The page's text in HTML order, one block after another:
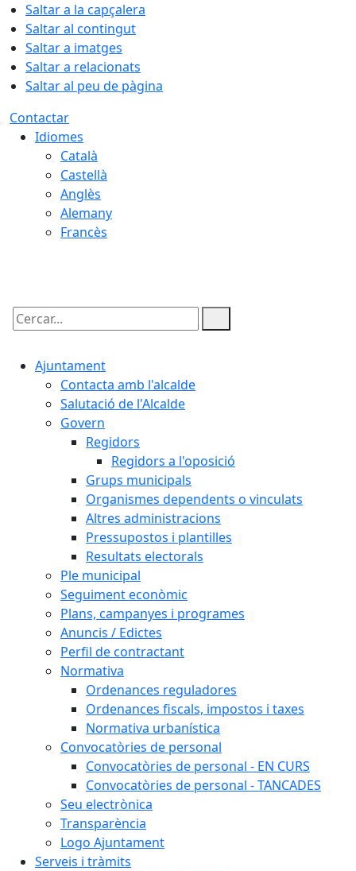
Saltar a la capçalera
Saltar al contingut
Saltar a imatges
Saltar a relacionats
Saltar al peu de pàgina
Contactar
Idiomes
Català
Castellà
Anglès
Alemany
Francès
Cercar:
Ajuntament
Contacta amb l'alcalde
Salutació de l'Alcalde
Govern
Regidors
Regidors a l'oposició
Grups municipals
Organismes dependents o vinculats
Altres administracions
Pressupostos i plantilles
Resultats electorals
Ple municipal
Seguiment econòmic
Plans, campanyes i programes
Anuncis / Edictes
Perfil de contractant
Normativa
Ordenances reguladores
Ordenances fiscals, impostos i taxes
Normativa urbanística
Convocatòries de personal
Convocatòries de personal - EN CURS
Convocatòries de personal - TANCADES
Seu electrònica
Transparència
Logo Ajuntament
Serveis i tràmits